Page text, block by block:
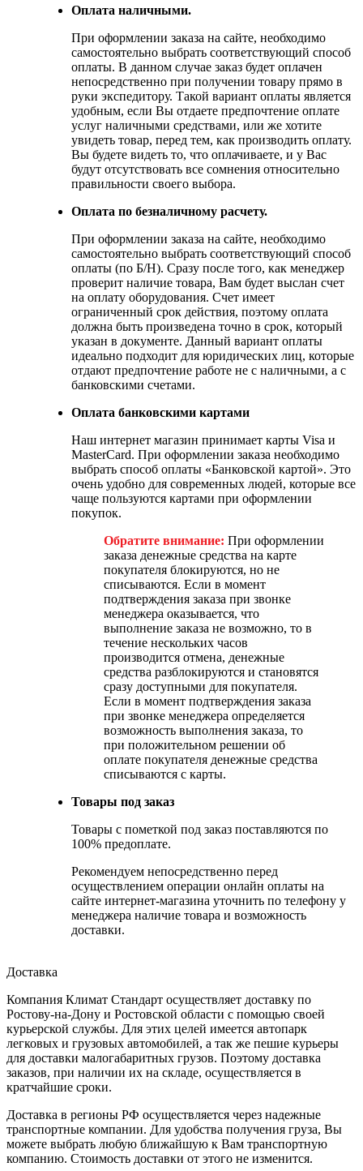
Оплата наличными.
При оформлении заказа на сайте, необходимо
самостоятельно выбрать соответствующий способ
оплаты. В данном случае заказ будет оплачен
непосредственно при получении товару прямо в
руки экспедитору. Такой вариант оплаты является
удобным, если Вы отдаете предпочтение оплате
услуг наличными средствами, или же хотите
увидеть товар, перед тем, как производить оплату.
Вы будете видеть то, что оплачиваете, и у Вас
будут отсутствовать все сомнения относительно
правильности своего выбора.
Оплата по безналичному расчету.
При оформлении заказа на сайте, необходимо
самостоятельно выбрать соответствующий способ
оплаты (по Б/Н). Сразу после того, как менеджер
проверит наличие товара, Вам будет выслан счет
на оплату оборудования. Счет имеет
ограниченный срок действия, поэтому оплата
должна быть произведена точно в срок, который
указан в документе. Данный вариант оплаты
идеально подходит для юридических лиц, которые
отдают предпочтение работе не с наличными, а с
банковскими счетами.
Оплата банковскими картами
Наш интернет магазин принимает карты Visa и
MasterCard. При оформлении заказа необходимо
выбрать способ оплаты «Банковской картой». Это
очень удобно для современных людей, которые все
чаще пользуются картами при оформлении
покупок.
Обратите внимание: При оформлении
заказа денежные средства на карте
покупателя блокируются, но не
списываются. Если в момент
подтверждения заказа при звонке
менеджера оказывается, что
выполнение заказа не возможно, то в
течение нескольких часов
производится отмена, денежные
средства разблокируются и становятся
сразу доступными для покупателя.
Если в момент подтверждения заказа
при звонке менеджера определяется
возможность выполнения заказа, то
при положительном решении об
оплате покупателя денежные средства
списываются с карты.
Товары под заказ
Товары с пометкой под заказ поставляются по
100% предоплате.
Рекомендуем непосредственно перед
осуществлением операции онлайн оплаты на
сайте интернет-магазина уточнить по телефону у
менеджера наличие товара и возможность
доставки.
Доставка
Компания Климат Стандарт осуществляет доставку по
Ростову-на-Дону и Ростовской области с помощью своей
курьерской службы. Для этих целей имеется автопарк
легковых и грузовых автомобилей, а так же пешие курьеры
для доставки малогабаритных грузов. Поэтому доставка
заказов, при наличии их на складе, осуществляется в
кратчайшие сроки.
Доставка в регионы РФ осуществляется через надежные
транспортные компании. Для удобства получения груза, Вы
можете выбрать любую ближайшую к Вам транспортную
компанию. Стоимость доставки от этого не изменится.